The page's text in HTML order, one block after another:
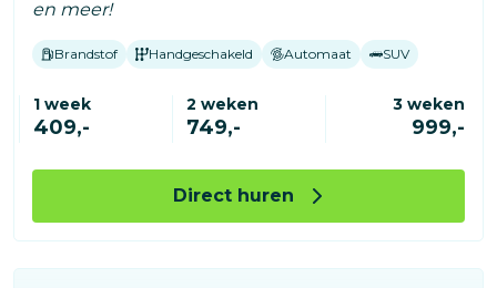
en meer!
Brandstof Handgeschakeld Automaat SUV
1 week
409,-
2 weken
749,-
3 weken
999,-
Direct huren